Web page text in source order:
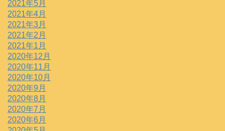
2021年5月
2021年4月
2021年3月
2021年2月
2021年1月
2020年12月
2020年11月
2020年10月
2020年9月
2020年8月
2020年7月
2020年6月